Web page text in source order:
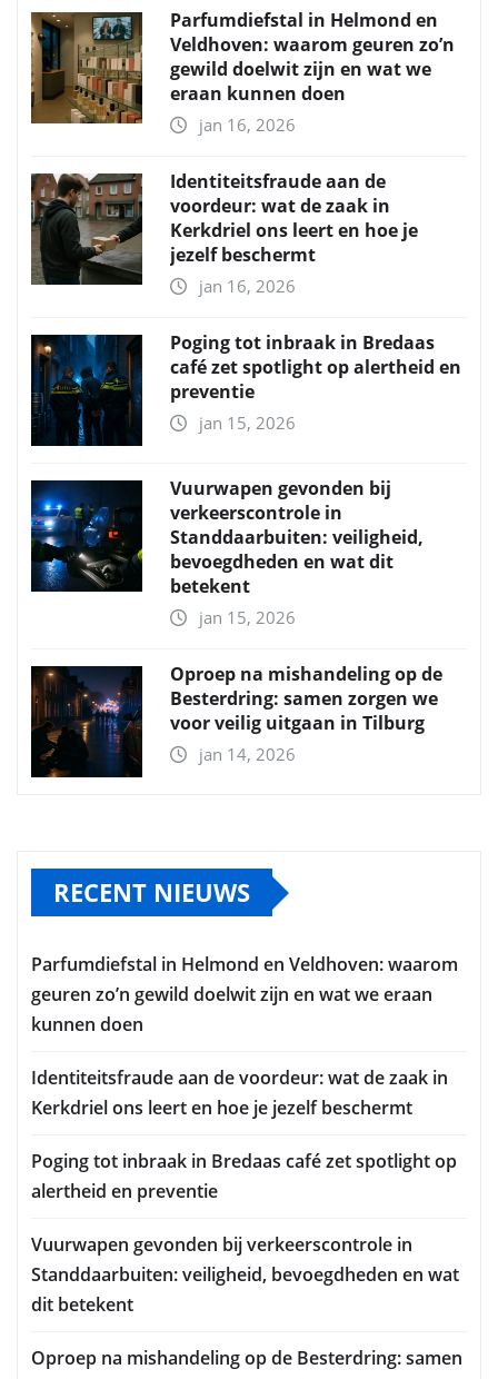
Parfumdiefstal in Helmond en
Veldhoven: waarom geuren zo’n
gewild doelwit zijn en wat we
eraan kunnen doen
jan 16, 2026
Identiteitsfraude aan de
voordeur: wat de zaak in
Kerkdriel ons leert en hoe je
jezelf beschermt
jan 16, 2026
Poging tot inbraak in Bredaas
café zet spotlight op alertheid en
preventie
jan 15, 2026
Vuurwapen gevonden bij
verkeerscontrole in
Standdaarbuiten: veiligheid,
bevoegdheden en wat dit
betekent
jan 15, 2026
Oproep na mishandeling op de
Besterdring: samen zorgen we
voor veilig uitgaan in Tilburg
jan 14, 2026
RECENT NIEUWS
Parfumdiefstal in Helmond en Veldhoven: waarom
geuren zo’n gewild doelwit zijn en wat we eraan
kunnen doen
Identiteitsfraude aan de voordeur: wat de zaak in
Kerkdriel ons leert en hoe je jezelf beschermt
Poging tot inbraak in Bredaas café zet spotlight op
alertheid en preventie
Vuurwapen gevonden bij verkeerscontrole in
Standdaarbuiten: veiligheid, bevoegdheden en wat
dit betekent
Oproep na mishandeling op de Besterdring: samen